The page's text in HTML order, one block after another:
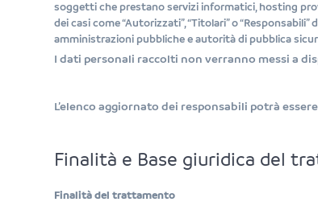
soggetti che prestano servizi informatici, hosting
dei casi come “Autorizzati”, “Titolari” o
amministrazioni pubbliche e autorità di pubblica
I dati personali raccolti non verranno messi a
L’elenco aggiornato dei responsabili potrà
Finalità e Base giuridica del
Finalità del trattamento